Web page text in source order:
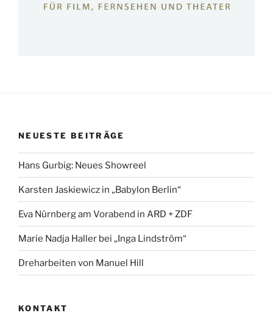
NEUESTE BEITRÄGE
Hans Gurbig: Neues Showreel
Karsten Jaskiewicz in „Babylon Berlin“
Eva Nürnberg am Vorabend in ARD + ZDF
Marie Nadja Haller bei „Inga Lindström“
Dreharbeiten von Manuel Hill
KONTAKT